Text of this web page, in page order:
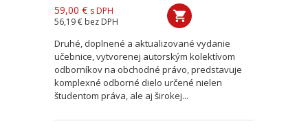
59,00 € s DPH
56,19 € bez DPH
Druhé, doplnené a aktualizované vydanie
učebnice, vytvorenej autorským kolektívom
odborníkov na obchodné právo, predstavuje
komplexné odborné dielo určené nielen
študentom práva, ale aj širokej...